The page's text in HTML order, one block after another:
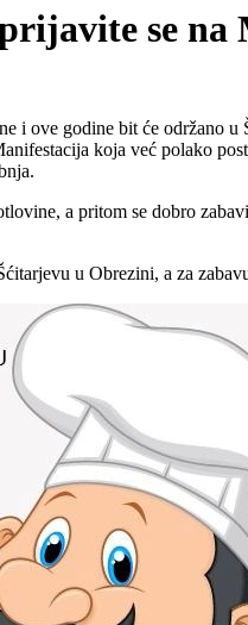
se
i ove godine bit će održano
koja već polako
a pritom se dobro
u Obrezini, a za